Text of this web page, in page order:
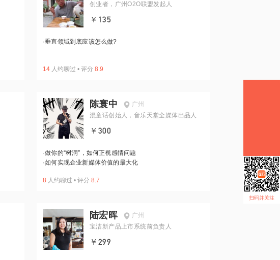
创业者，广州O2O联盟发起人
￥135
·垂直领域到底应该怎么做?
14 人约聊过 • 评分 8.9
陈寰中
广州
混童话创始人，音乐天堂全媒体出品人
￥300
·做你的“树洞”，如何正视感情问题
·如何实现企业新媒体价值的最大化
8 人约聊过 • 评分 8.7
陆宏晖
广州
宝洁新产品上市系统前负责人
￥299
扫码并关注